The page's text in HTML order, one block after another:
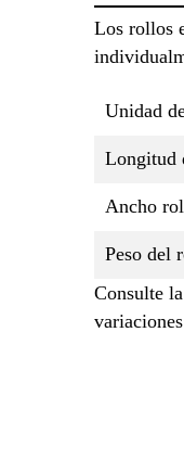
Los rollos
Unidad
Longitud
Ancho
Peso del
Consulte